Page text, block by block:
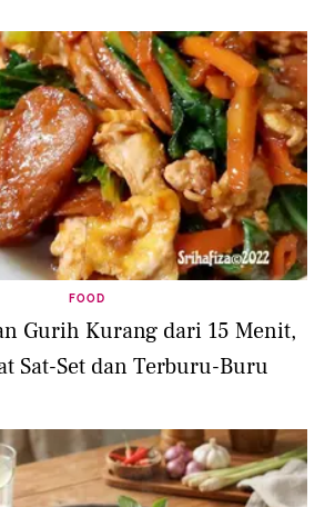
FOOD
Gurih Kurang dari 15 Menit,
Sat-Set dan Terburu-Buru